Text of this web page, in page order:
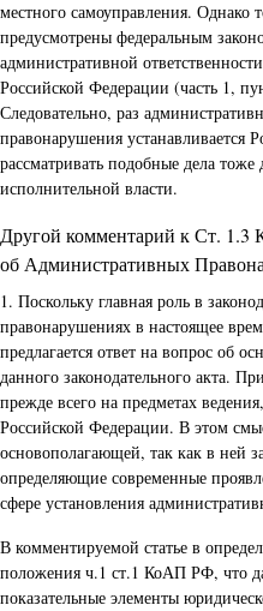
местного самоуправления. Однако
предусмотрены федеральным
административной
Российской Федерации (часть 1,
Следовательно, раз
правонарушения устанавливается
рассматривать подобные дела
исполнительной власти.
Другой комментарий к Ст. 1.3
об Административных
1. Поскольку главная роль в
правонарушениях в настоящее
предлагается ответ на вопрос об
данного законодательного акта.
прежде всего на предметах
Российской Федерации. В этом
основополагающей, так как в ней
определяющие современные
сфере установления
В комментируемой статье в
положения ч.1 ст.1 КоАП РФ, что
показательные элементы